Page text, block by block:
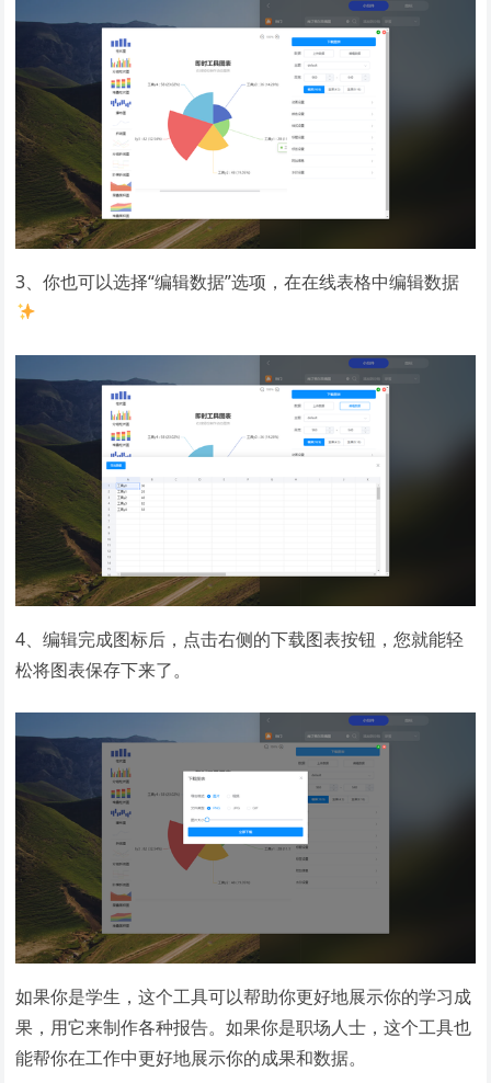
3、你也可以选择“编辑数据”选项，在在线表格中编辑数据
4、编辑完成图标后，点击右侧的下载图表按钮，您就能轻
松将图表保存下来了。
如果你是学生，这个工具可以帮助你更好地展示你的学习成
果，用它来制作各种报告。如果你是职场人士，这个工具也
能帮你在工作中更好地展示你的成果和数据。